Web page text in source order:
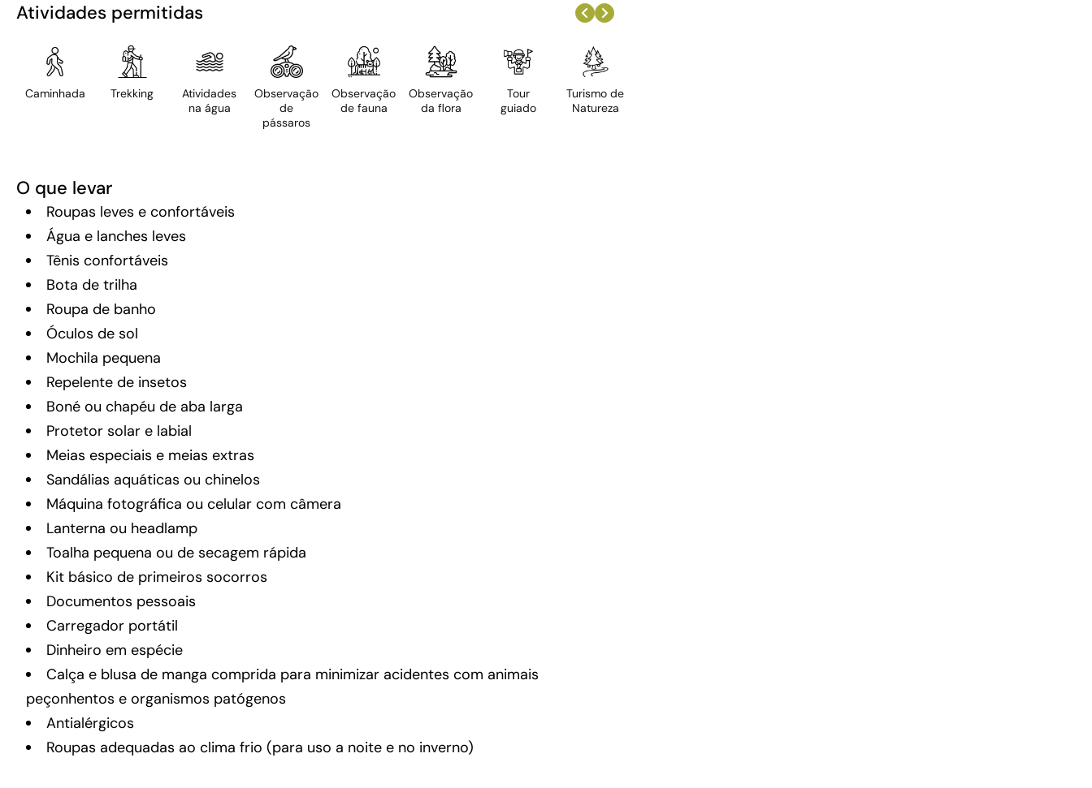
Atividades permitidas
Caminhada Trekking
Atividades
na água
Observação
de
pássaros
Observação
de fauna
Observação
da flora
Tour
guiado
Turismo de
Natureza
O que levar
Roupas leves e confortáveis
Água e lanches leves
Tênis confortáveis
Bota de trilha
Roupa de banho
Óculos de sol
Mochila pequena
Repelente de insetos
Boné ou chapéu de aba larga
Protetor solar e labial
Meias especiais e meias extras
Sandálias aquáticas ou chinelos
Máquina fotográfica ou celular com câmera
Lanterna ou headlamp
Toalha pequena ou de secagem rápida
Kit básico de primeiros socorros
Documentos pessoais
Carregador portátil
Dinheiro em espécie
Calça e blusa de manga comprida para minimizar acidentes com animais
peçonhentos e organismos patógenos
Antialérgicos
Roupas adequadas ao clima frio (para uso a noite e no inverno)